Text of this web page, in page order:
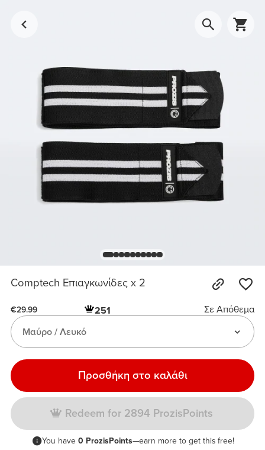
Comptech Επιαγκωνίδες x 2
€29.99 251
Σε Απόθεμα
Μαύρο / Λευκό
Προσθήκη στο καλάθι
Redeem for 2894 ProzisPoints
You have 0 ProzisPoints—earn more to get this free!